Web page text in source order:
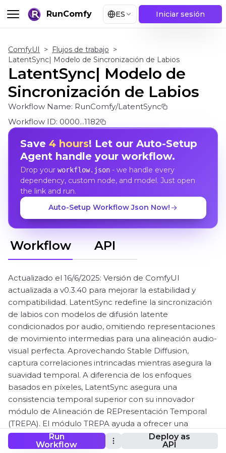
RunComfy ES Iniciar sesión
Run
Workflow
Deploy as
API
ComfyUI > Flujos de trabajo >
LatentSync| Modelo de Sincronización de Labios
LatentSync| Modelo de
Sincronización de Labios
Workflow Name: RunComfy/LatentSync
Workflow ID: 0000...1182
Save 4 hours! Let our Auto-Setup
Agent handle your workflow.
Drop your workflow.json- we handle every
dependency, custom node, and model. Just open
the link and run.
Auto-Setup Workflow Json Now!
Workflow API
Actualizado el 16/6/2025: Versión de ComfyUI
actualizada a v0.3.40 para mejorar la estabilidad y
compatibilidad. LatentSync redefine la sincronización
de labios con modelos de difusión latente
condicionados por audio, omitiendo representaciones
de movimiento intermedias para una alineación audio-
visual perfecta. Aprovechando Stable Diffusion,
captura correlaciones intrincadas mientras asegura la
suavidad temporal. A diferencia de los enfoques
basados en píxeles, LatentSync asegura una
consistencia temporal superior con su innovador
módulo de Alineación de REPresentación Temporal
(TREPA). El módulo TREPA ayuda a ofrecer una
precisión y realismo incomparables.